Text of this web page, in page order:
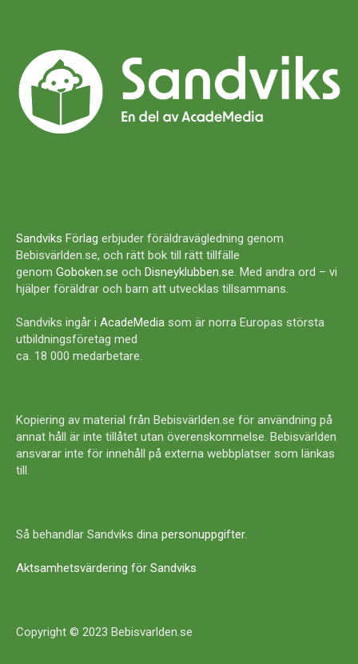
Sandviks Förlag erbjuder föräldravägledning genom
Bebisvärlden.se, och rätt bok till rätt tillfälle
genom Goboken.se och Disneyklubben.se. Med andra ord – vi
hjälper föräldrar och barn att utvecklas tillsammans.
Sandviks ingår i AcadeMedia som är norra Europas största
utbildningsföretag med
ca. 18 000 medarbetare.
Kopiering av material från Bebisvärlden.se för användning på
annat håll är inte tillåtet utan överenskommelse. Bebisvärlden
ansvarar inte för innehåll på externa webbplatser som länkas
till.
Så behandlar Sandviks dina personuppgifter.
Aktsamhetsvärdering för Sandviks
Copyright © 2023 Bebisvarlden.se